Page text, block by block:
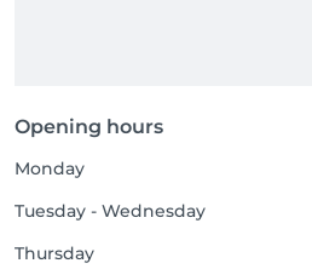
Opening hours
Monday
Tuesday - Wednesday
Thursday